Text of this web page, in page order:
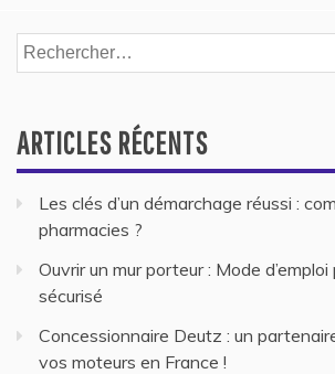
Rechercher :
ARTICLES RÉCENTS
Les clés d’un démarchage réussi :
pharmacies ?
Ouvrir un mur porteur : Mode
sécurisé
Concessionnaire Deutz : un
vos moteurs en France !